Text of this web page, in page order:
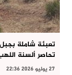
تعبئة شاملة
تحاصر ألسنة
27 يوليو 2026 22:36